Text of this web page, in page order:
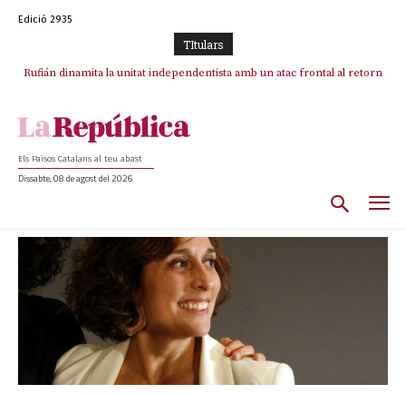
Edició 2935
TItulars
Rufián dinamita la unitat independentista amb un atac frontal al retorn
Els Països Catalans al teu abast
Dissabte, 08 de agost del 2026